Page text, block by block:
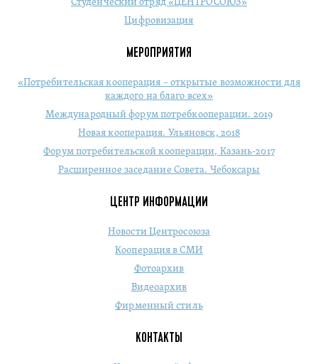
Студенческий отряд «ЦЕНТРОСОЮЗ»
Цифровизация
МЕРОПРИЯТИЯ
«Потребительская кооперация – открытые возможности для
каждого на благо всех»
Международный форум потребкооперации. 2019
Новая кооперация. Ульяновск, 2018
Форум потребительской кооперации, Казань-2017
Расширенное заседание Совета. Чебоксары
ЦЕНТР ИНФОРМАЦИИ
Новости Центросоюза
Кооперация в СМИ
Фотоархив
Видеоархив
Фирменный стиль
КОНТАКТЫ